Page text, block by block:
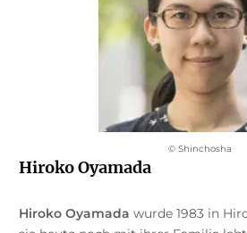
© Shinchosha
Hiroko Oyamada
Hiroko Oyamada wurde 1983 in